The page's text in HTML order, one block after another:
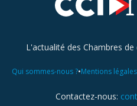
L'actualité des Chambres
Qui sommes-nous ?•Mentions légales
Contactez-nous: